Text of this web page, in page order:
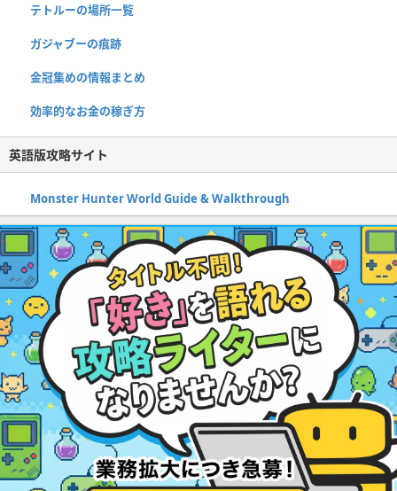
テトルーの場所一覧
ガジャブーの痕跡
金冠集めの情報まとめ
効率的なお金の稼ぎ方
英語版攻略サイト
Monster Hunter World Guide & Walkthrough